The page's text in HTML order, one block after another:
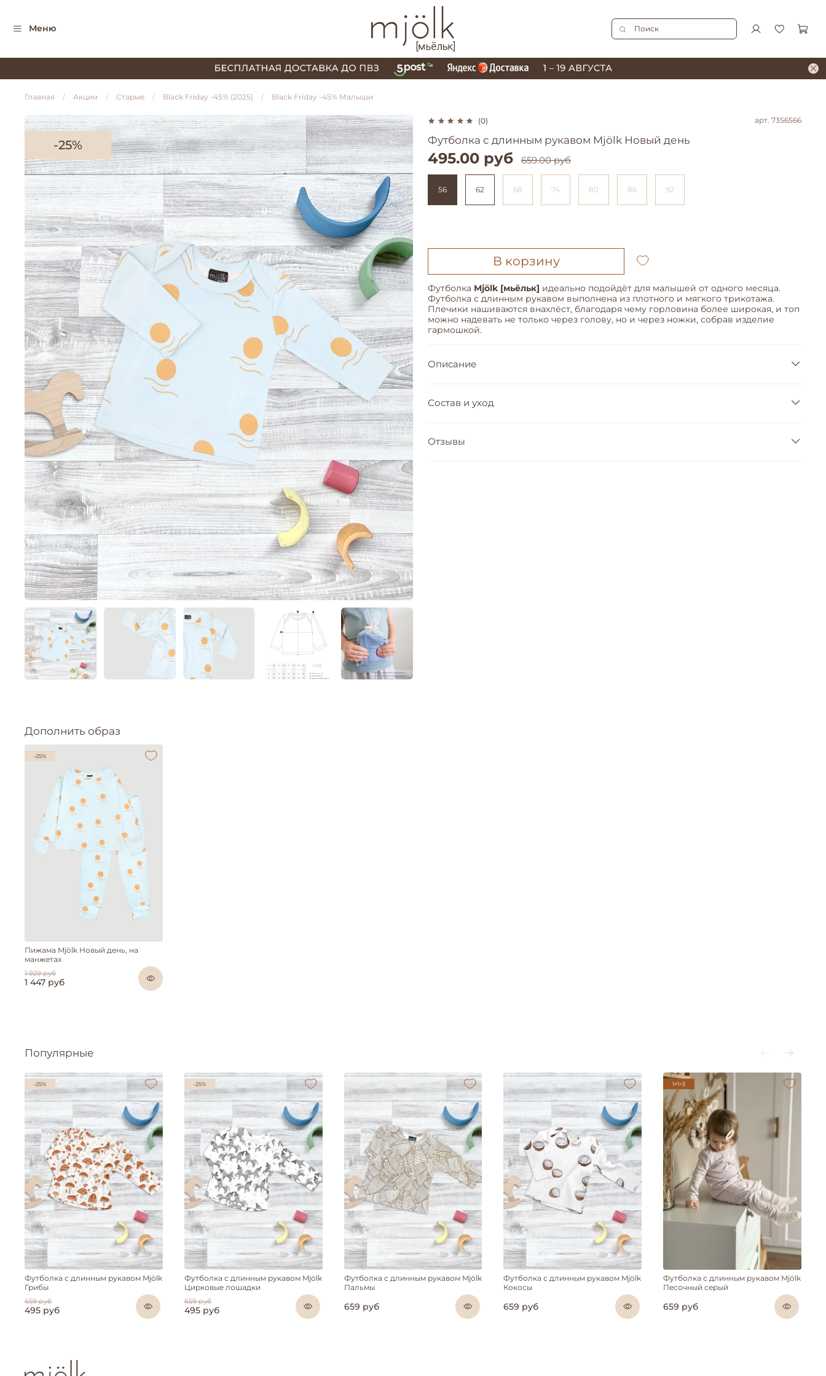
Меню
Главная Акции Старые Black Friday -45% (2025) Black Friday -45% Малыши
-25%
(0) арт. 7356566
Футболка с длинным рукавом Mjölk Новый день
495.00 руб 659.00 руб
В корзину
56 62 68 74 80 86 92
Футболка Mjölk [мьёльк] идеально подойдёт для малышей от одного месяца.
Футболка с длинным рукавом выполнена из плотного и мягкого трикотажа.
Плечики нашиваются внахлёст, благодаря чему горловина более широкая, и топ
можно надевать не только через голову, но и через ножки, собрав изделие
гармошкой.
Описание
Состав и уход
Отзывы
Дополнить образ
-25%
Пижама Mjölk Новый день, на
манжетах
1 929 руб
1 447 руб
Популярные
-25%
Футболка с длинным рукавом Mjölk
Грибы
659 руб
495 руб
-25%
Футболка с длинным рукавом Mjölk
Цирковые лошадки
659 руб
495 руб
Футболка с длинным рукавом Mjölk
Пальмы
659 руб
Футболка с длинным рукавом Mjölk
Кокосы
659 руб
1+1=3
Футболка с длинным рукавом Mjölk
Песочный серый
659 руб